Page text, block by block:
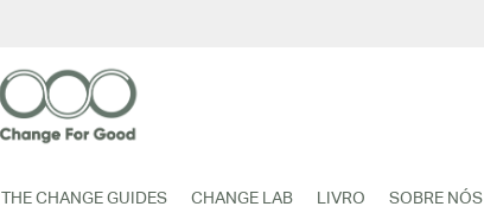
THE CHANGE GUIDES CHANGE LAB LIVRO SOBRE NÓS